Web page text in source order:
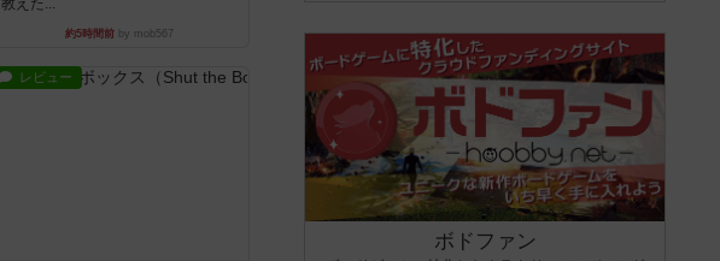
教えた...
約5時間前 by mob567
レビュー
ボドファン